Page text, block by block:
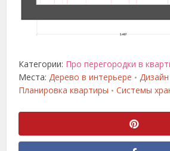
Категории: Про перегородки в
Места: Дерево в интерьере •
Планировка квартиры • Системы